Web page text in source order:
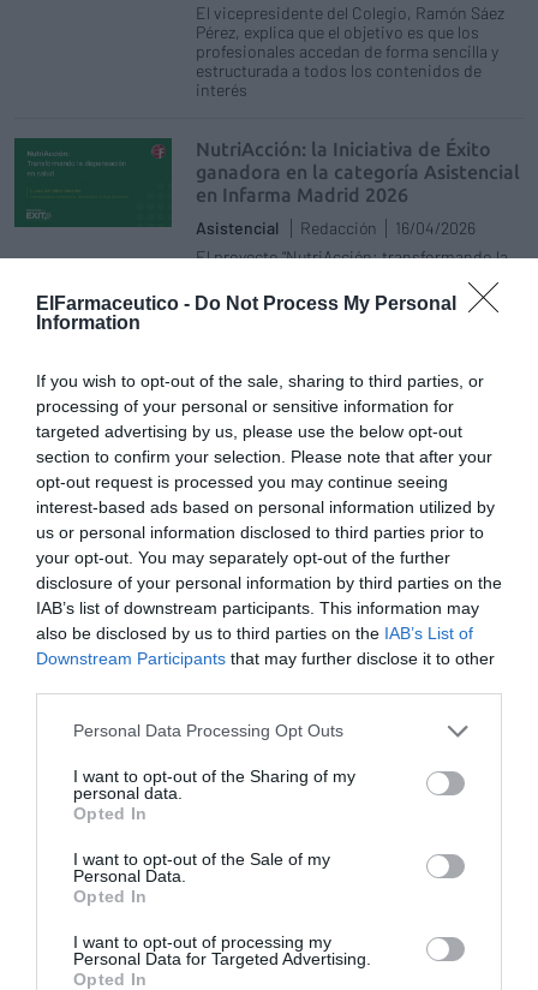
ElFarmaceutico - Do Not Process My Personal
Information
If you wish to opt-out of the sale, sharing to third parties, or
processing of your personal or sensitive information for
targeted advertising by us, please use the below opt-out
section to confirm your selection. Please note that after your
opt-out request is processed you may continue seeing
interest-based ads based on personal information utilized by
us or personal information disclosed to third parties prior to
your opt-out. You may separately opt-out of the further
disclosure of your personal information by third parties on the
IAB’s list of downstream participants. This information may
also be disclosed by us to third parties on the IAB’s List of
Downstream Participants that may further disclose it to other
Personal Data Processing Opt Outs
I want to opt-out of the Sharing of my
personal data.
Opted In
I want to opt-out of the Sale of my
Personal Data.
Opted In
I want to opt-out of processing my
Personal Data for Targeted Advertising.
Opted In
El vicepresidente del Colegio, Ramón Sáez
Pérez, explica que el objetivo es que los
profesionales accedan de forma sencilla y
estructurada a todos los contenidos de
interés
NutriAcción: la Iniciativa de Éxito
ganadora en la categoría Asistencial
en Infarma Madrid 2026
Asistencial Redacción
16/04/2026
El proyecto "NutriAcción: transformando la
categoría Asistencial de las Iniciativas de
Éxito en Infarma Madrid 2026, ha sido
Bajo (Cáceres)
Las iniciativas que están marcando
el rumbo de la farmacia comunitaria
Noticias y novedades
Paula Beltrán Rodríguez / Yolanda García
Malo
08/04/2026
El Farmacéutico dará difusión al total de las
30 Iniciativas de Éxito participantes en
Infarma Madrid 2026 que refuerzan el papel
innovador y transformador de la farmacia
La indicación farmacéutica
desarrollo profesional
Noticias y novedades
Redacción
08/04/2026
aspectos esenciales para su crecimiento
científica confirma que las
farmacias aportan más salud,